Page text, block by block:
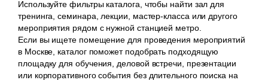
Используйте фильтры каталога, чтобы найти зал для
тренинга, семинара, лекции, мастер-класса или другого
мероприятия рядом с нужной станцией метро.
Если вы ищете помещение для проведения мероприятий
в Москве, каталог поможет подобрать подходящую
площадку для обучения, деловой встречи, презентации
или корпоративного события без длительного поиска на